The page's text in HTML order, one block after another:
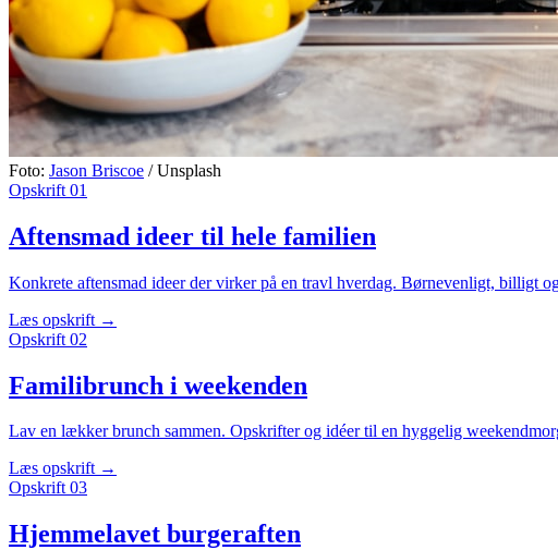
Foto: Jason Briscoe / Unsplash
Opskrift 01
Aftensmad ideer til hele familien
Konkrete aftensmad ideer der virker på en travl hverdag. Børnevenligt, billigt
Læs opskrift →
Opskrift 02
Familibrunch i weekenden
Lav en lækker brunch sammen. Opskrifter og idéer til en hyggelig
Læs opskrift →
Opskrift03
Hjemmelavet burgeraften